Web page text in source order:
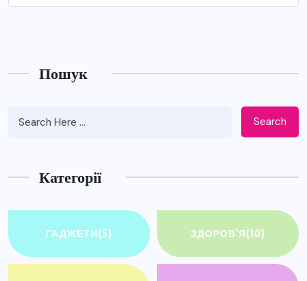
Пошук
Search
Категорії
ГАДЖЕТИ(5) ЗДОРОВ'Я(10)